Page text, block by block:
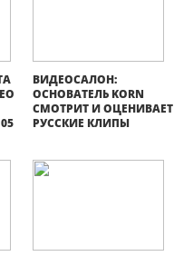
ВИДЕОСАЛОН:
ОСНОВАТЕЛЬ KORN
СМОТРИТ И ОЦЕНИВАЕТ
РУССКИЕ КЛИПЫ